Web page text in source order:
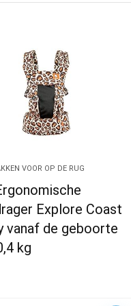
VOOR OP DE RUG
Explore Coast
vanaf de geboorte
kg